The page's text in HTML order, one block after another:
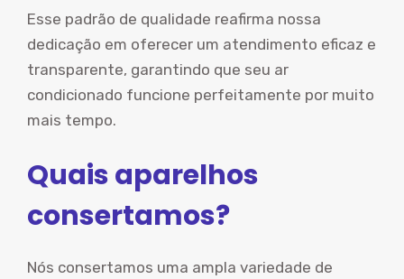
Esse padrão de qualidade reafirma nossa
dedicação em oferecer um atendimento eficaz e
transparente, garantindo que seu ar
condicionado funcione perfeitamente por muito
mais tempo.
Quais aparelhos
consertamos?
Nós consertamos uma ampla variedade de